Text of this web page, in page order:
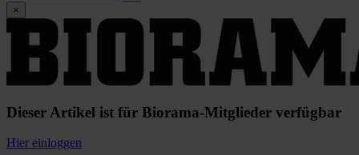
×
Dieser Artikel ist für Biorama-Mitglieder verfügbar
Hier einloggen